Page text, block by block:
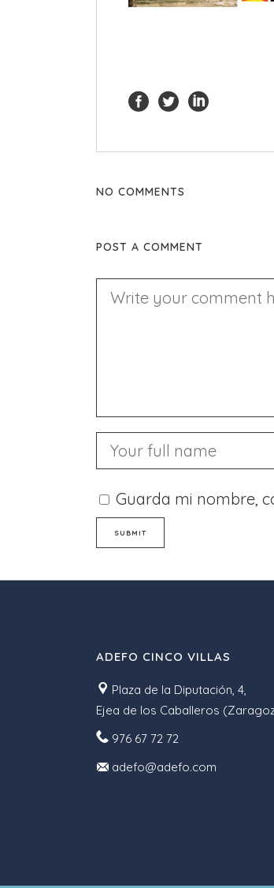
NO COMMENTS
POST A COMMENT
Guarda mi nombre,
ADEFO CINCO VILLAS
Plaza de la Diputación, 4,
Ejea de los Caballeros
976 67 72 72
adefo@adefo.com